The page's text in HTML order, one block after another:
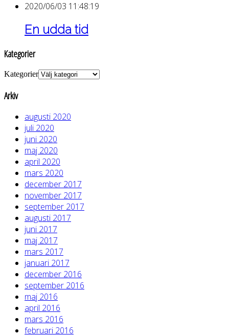
2020/06/03 11:48:19
En udda tid
Kategorier
Kategorier
Arkiv
augusti 2020
juli 2020
juni 2020
maj 2020
april 2020
mars 2020
december 2017
november 2017
september 2017
augusti 2017
juni 2017
maj 2017
mars 2017
januari 2017
december 2016
september 2016
maj 2016
april 2016
mars 2016
februari 2016